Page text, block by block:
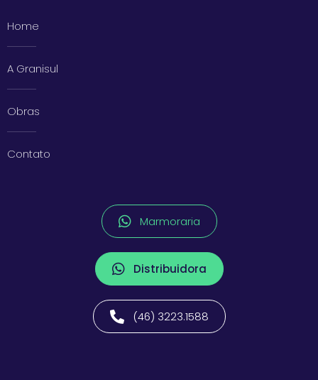
Home
A Granisul
Obras
Contato
Marmoraria
Distribuidora
(46) 3223.1588